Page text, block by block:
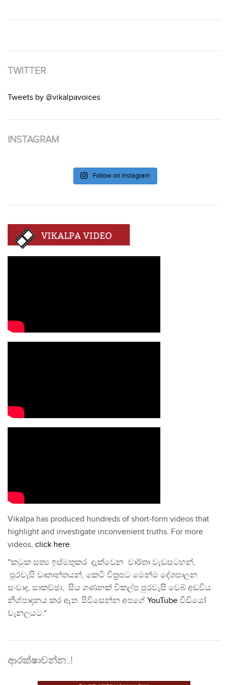
TWITTER
Tweets by @vikalpavoices
INSTAGRAM
Follow on Instagram
Vikalpa has produced hundreds of short-form videos that
highlight and investigate inconvenient truths. For more
videos, click here.
"කටුක සත්‍ය ඉස්මතුකර දැක්වෙන වාර්තා වැඩසටහන්,
පුරවැසි වෘතාන්තයන්, කෙටි චිත්‍රපට මෙන්ම දේශපාලන
සංවාද, සාකච්ඡා, සිය ගණනක් විකල්ප පුරවැසි වෙබ් අඩවිය
නිශ්පාදනය කර ඇත. පිවිසෙන්න අපගේ YouTube වීඩියෝ
චැනලයට."
ආරක්ෂාවන්න..!